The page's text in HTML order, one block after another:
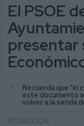
El PSOE
presentar
Recuerda que “el
este documento
volver a la senda